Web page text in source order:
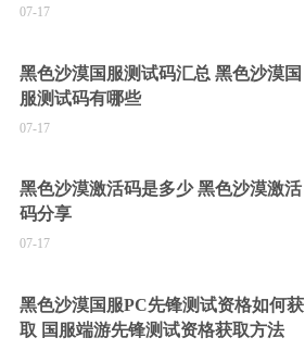
07-17
黑色沙漠国服测试码汇总 黑色沙漠国
服测试码有哪些
07-17
黑色沙漠激活码是多少 黑色沙漠激活
码分享
07-17
黑色沙漠国服PC先锋测试资格如何获
取 国服端游先锋测试资格获取方法